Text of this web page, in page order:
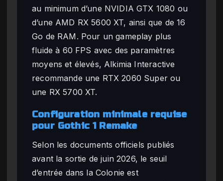
au minimum d’une NVIDIA GTX 1080 ou
d’une AMD RX 5600 XT, ainsi que de 16
Go de RAM. Pour un gameplay plus
fluide à 60 FPS avec des paramètres
moyens et élevés, Alkimia Interactive
recommande une RTX 2060 Super ou
une RX 5700 XT.
Configuration minimale requise
pour Gothic 1 Remake
Selon les documents officiels publiés
avant la sortie de juin 2026, le seuil
d’entrée dans la Colonie est